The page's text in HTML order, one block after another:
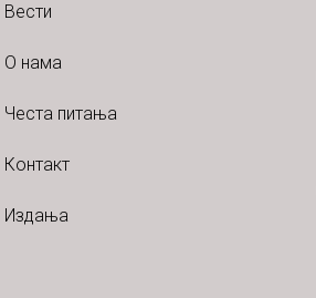
Вести
О нама
Честа питања
Контакт
Издања